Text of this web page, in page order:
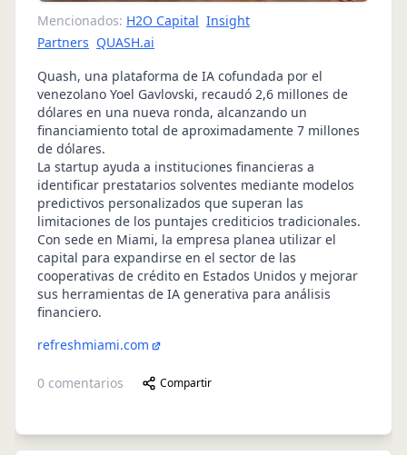
Mencionados: H2O Capital Insight
Partners QUASH.ai
Quash, una plataforma de IA cofundada por el
venezolano Yoel Gavlovski, recaudó 2,6 millones de
dólares en una nueva ronda, alcanzando un
financiamiento total de aproximadamente 7 millones
de dólares.
La startup ayuda a instituciones financieras a
identificar prestatarios solventes mediante modelos
predictivos personalizados que superan las
limitaciones de los puntajes crediticios tradicionales.
Con sede en Miami, la empresa planea utilizar el
capital para expandirse en el sector de las
cooperativas de crédito en Estados Unidos y mejorar
sus herramientas de IA generativa para análisis
financiero.
refreshmiami.com
0 comentarios Compartir